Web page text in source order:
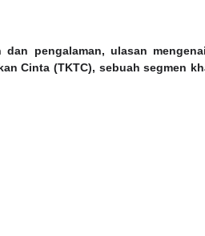
dan pengalaman, ulasan
Cinta (TKTC), sebuah segmen